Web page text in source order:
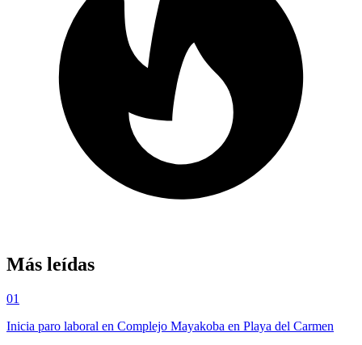
Más leídas
01
Inicia paro laboral en Complejo Mayakoba en Playa del Carmen